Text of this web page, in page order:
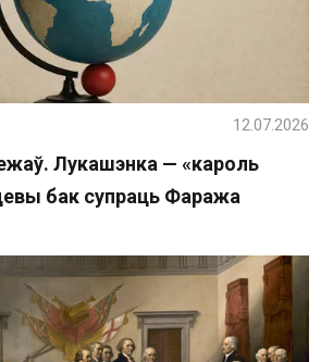
Лукашэнка — «кароль
бак супраць Фаража
12.07.2026